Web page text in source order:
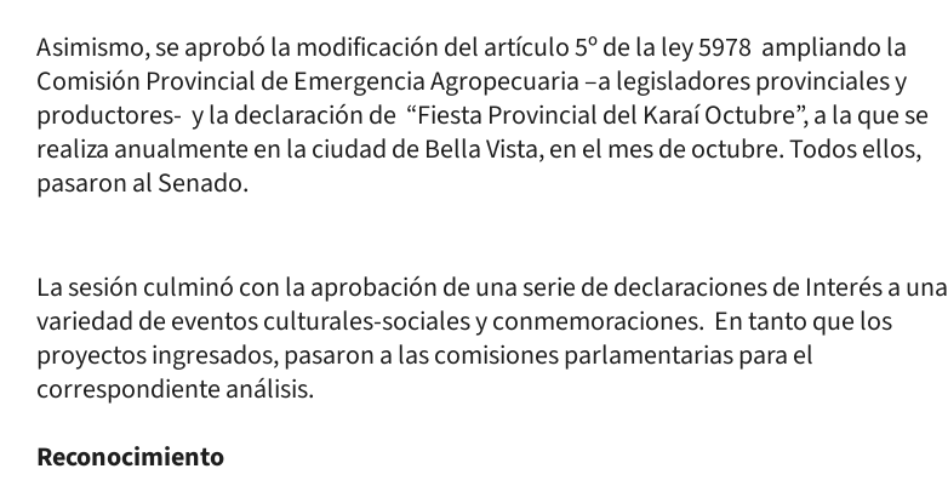
Asimismo, se aprobó la modificación del artículo 5º de la ley 5978 ampliando la
Comisión Provincial de Emergencia Agropecuaria –a legisladores provinciales y
productores- y la declaración de “Fiesta Provincial del Karaí Octubre”, a la que se
realiza anualmente en la ciudad de Bella Vista, en el mes de octubre. Todos ellos,
pasaron al Senado.
La sesión culminó con la aprobación de una serie de declaraciones de Interés a una
variedad de eventos culturales-sociales y conmemoraciones. En tanto que los
proyectos ingresados, pasaron a las comisiones parlamentarias para el
correspondiente análisis.
Reconocimiento